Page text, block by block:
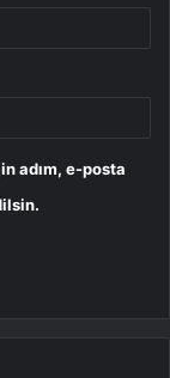
adım, e-posta